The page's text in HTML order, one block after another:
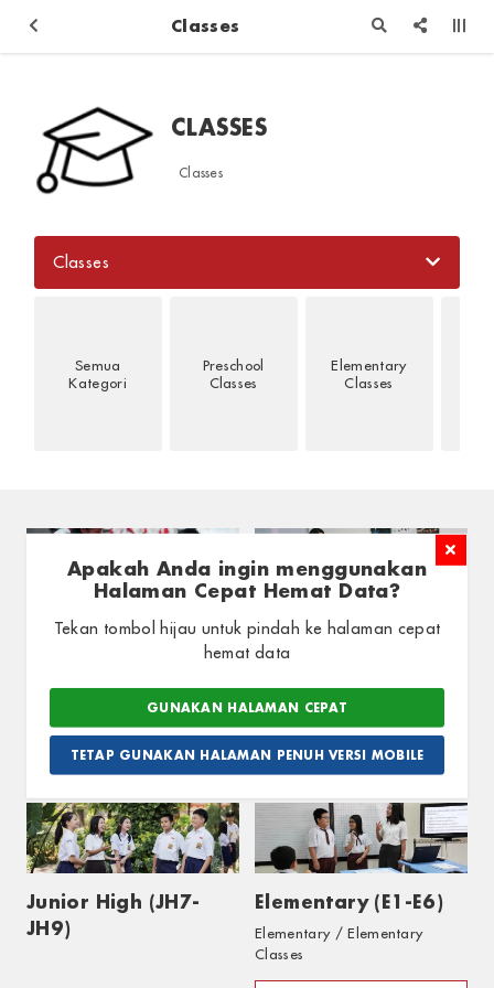
Classes
Apakah Anda ingin menggunakan
Halaman Cepat Hemat Data?
Tekan tombol hijau untuk pindah ke halaman cepat
hemat data
GUNAKAN HALAMAN CEPAT
TETAP GUNAKAN HALAMAN PENUH VERSI MOBILE
CLASSES
Classes
Classes
Semua
Kategori
Preschool
Classes
Elementary
Classes
Playgroup
Preschool / Preschool Classes
Hubungi Kami
Kindergarten (K1 &
K2)
Preschool / Preschool Classes
Hubungi Kami
Junior High (JH7-
JH9)
Elementary (E1-E6)
Elementary / Elementary
Classes